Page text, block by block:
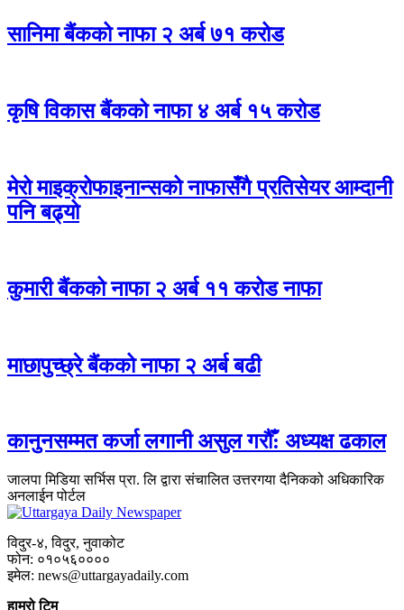
सानिमा बैंकको नाफा २ अर्ब ७१ करोड
कृषि विकास बैंकको नाफा ४ अर्ब १५ करोड
मेरो माइक्रोफाइनान्सको नाफासँगै प्रतिसेयर आम्दानी
पनि बढ्यो
कुमारी बैंकको नाफा २ अर्ब ११ करोड नाफा
माछापुच्छ्रे बैंकको नाफा २ अर्ब बढी
कानुनसम्मत कर्जा लगानी असुल गरौँ: अध्यक्ष ढकाल
जालपा मिडिया सर्भिस प्रा. लि द्वारा संचालित उत्तरगया दैनिकको अधिकारिक
अनलाईन पोर्टल
विदुर-४, विदुर, नुवाकोट
फोन: ०१०५६००००
इमेल: news@uttargayadaily.com
हाम्रो टिम